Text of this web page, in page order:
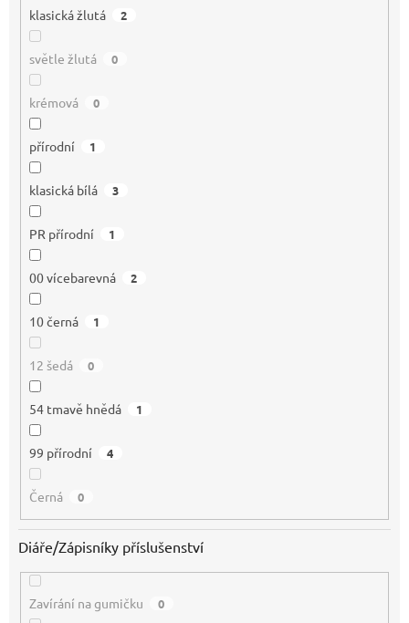
klasická žlutá 2
světle žlutá 0
krémová 0
přírodní 1
klasická bílá 3
PR přírodní 1
00 vícebarevná 2
10 černá 1
12 šedá 0
54 tmavě hnědá 1
99 přírodní 4
Černá 0
Diáře/Zápisníky příslušenství
Zavírání na gumičku 0